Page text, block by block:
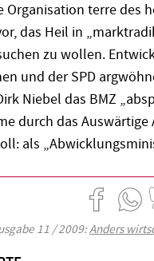
Organisation terre des
das Heil in
zu wollen.
und der SPD
Niebel das BMZ
durch das Auswärtige
als
11 / 2009:Anders